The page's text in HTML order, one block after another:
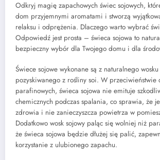
Odkryj magię zapachowych świec sojowych,
dom przyjemnymi aromatami i stworzą
relaksu i odprężenia. Dlaczego warto wybrać
Odpowiedź jest prosta – świeca sojowa to
bezpieczny wybór dla Twojego domu i dla
Świece sojowe wykonane są z naturalnego
pozyskiwanego z rośliny soi. W przeciwieństwie
parafinowych, świeca sojowa nie emituje
chemicznych podczas spalania, co sprawia, że
zdrowia i nie zanieczyszcza powietrza w
Dodatkowo wosk sojowy paląc się wolniej niż
że świeca sojowa będzie dłużej się palić,
korzystanie z ulubionego zapachu.